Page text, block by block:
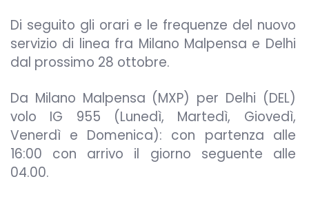
Di seguito gli orari e le frequenze del nuovo
servizio di linea fra Milano Malpensa e Delhi
dal prossimo 28 ottobre.
Da Milano Malpensa (MXP) per Delhi (DEL)
volo IG 955 (Lunedì, Martedì, Giovedì,
Venerdì e Domenica): con partenza alle
16:00 con arrivo il giorno seguente alle
04.00.